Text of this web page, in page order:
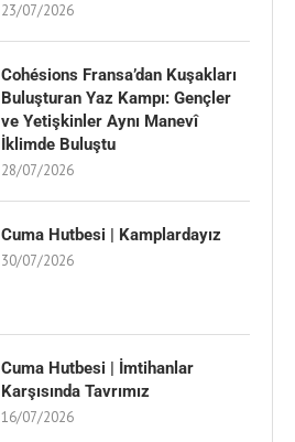
23/07/2026
Cohésions Fransa’dan Kuşakları
Buluşturan Yaz Kampı: Gençler
ve Yetişkinler Aynı Manevî
İklimde Buluştu
28/07/2026
Cuma Hutbesi | Kamplardayız
30/07/2026
Cuma Hutbesi | İmtihanlar
Karşısında Tavrımız
16/07/2026